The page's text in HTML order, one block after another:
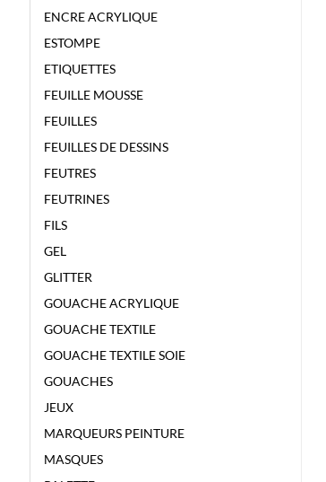
ENCRE ACRYLIQUE
ESTOMPE
ETIQUETTES
FEUILLE MOUSSE
FEUILLES
FEUILLES DE DESSINS
FEUTRES
FEUTRINES
FILS
GEL
GLITTER
GOUACHE ACRYLIQUE
GOUACHE TEXTILE
GOUACHE TEXTILE SOIE
GOUACHES
JEUX
MARQUEURS PEINTURE
MASQUES